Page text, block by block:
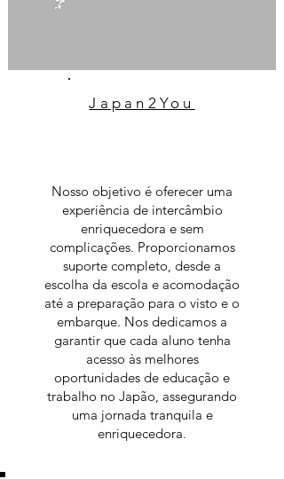
Japan2You
Nosso objetivo é oferecer uma
experiência de intercâmbio
enriquecedora e sem
complicações. Proporcionamos
suporte completo, desde a
escolha da escola e acomodação
até a preparação para o visto e o
embarque. Nos dedicamos a
garantir que cada aluno tenha
acesso às melhores
oportunidades de educação e
trabalho no Japão, assegurando
uma jornada tranquila e
enriquecedora.